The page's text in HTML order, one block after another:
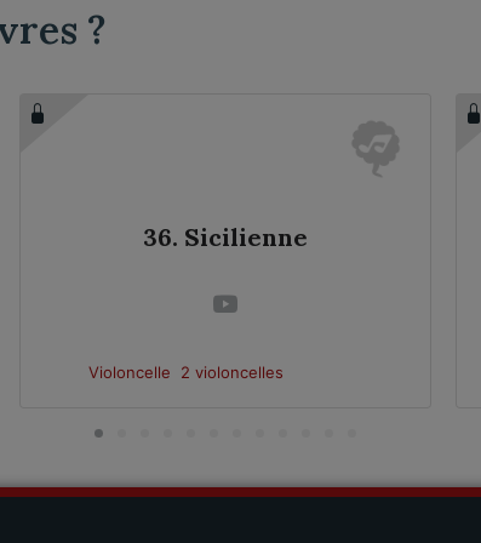
?
36. Sicilienne
Violoncelle 2 violoncelles